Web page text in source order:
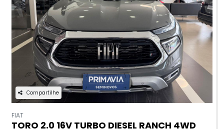
Compartilhe
FIAT
TORO 2.0 16V TURBO DIESEL RANCH 4WD